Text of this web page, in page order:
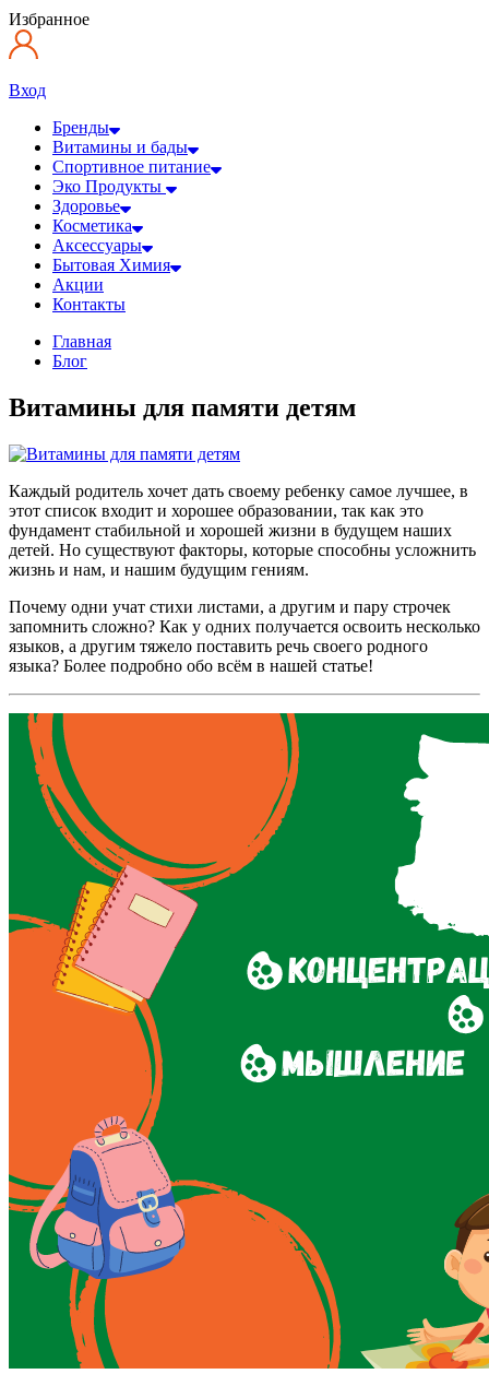
Избранное
Вход
Бренды
Витамины и бады
Спортивное питание
Эко Продукты
Здоровье
Косметика
Аксессуары
Бытовая Химия
Акции
Контакты
Главная
Блог
Витамины для памяти детям
Каждый родитель хочет дать своему ребенку самое лучшее, в
этот список входит и хорошее образовании, так как это
фундамент стабильной и хорошей жизни в будущем наших
детей. Но существуют факторы, которые способны усложнить
жизнь и нам, и нашим будущим гениям.
Почему одни учат стихи листами, а другим и пару строчек
запомнить сложно? Как у одних получается освоить несколько
языков, а другим тяжело поставить речь своего родного
языка? Более подробно обо всём в нашей статье!